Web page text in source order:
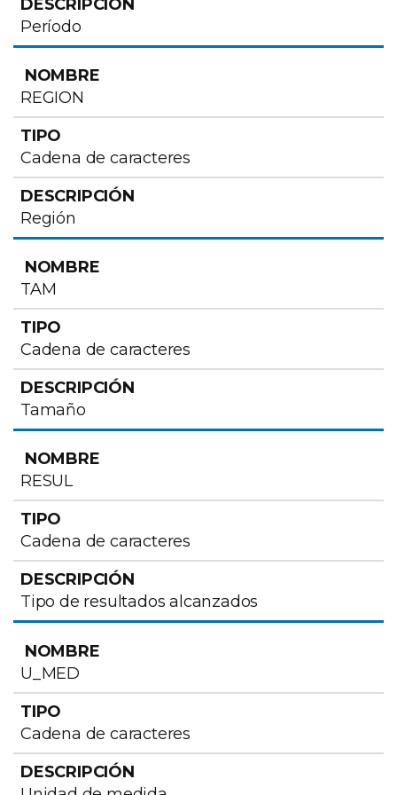
Período
REGION
Cadena de caracteres
Región
TAM
Cadena de caracteres
Tamaño
RESUL
Cadena de caracteres
Tipo de resultados alcanzados
U_MED
Cadena de caracteres